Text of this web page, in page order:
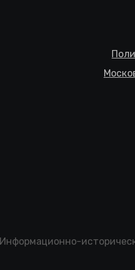
Информационно-